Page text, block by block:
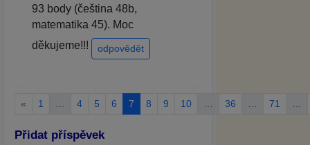
93 body (čeština 48b,
matematika 45). Moc
děkujeme!!!
odpovědět
« 1 … 4 5 6 7 8 9 10 … 36 … 71 …
Přidat příspěvek